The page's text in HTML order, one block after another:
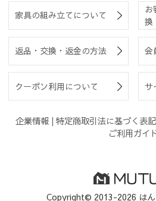
家具の組み立てについて
換
返品・交換・返金の方法 会
クーポン利用について サ
企業情報 | 特定商取引法に基づく表記
ご利用ガイ
Copyright© 2013-2026 は